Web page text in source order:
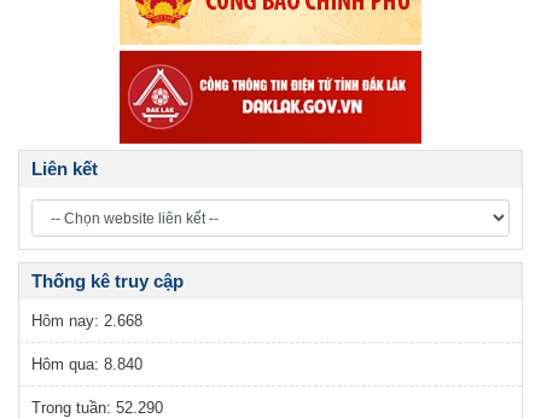
Liên kết
Thống kê truy cập
Hôm nay: 2.668
Hôm qua: 8.840
Trong tuần: 52.290